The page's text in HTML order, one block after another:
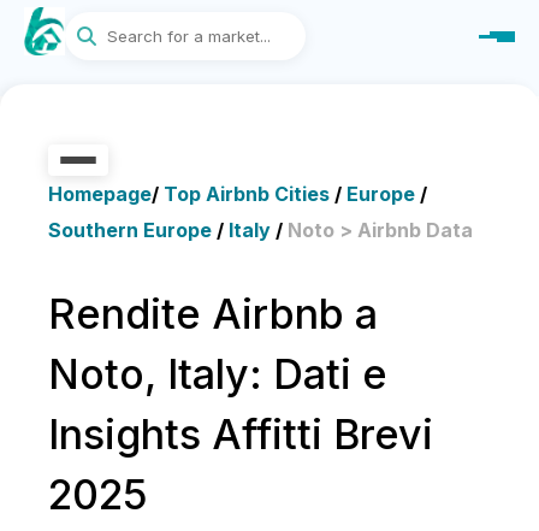
Homepage/ Top Airbnb Cities / Europe /
Southern Europe / Italy / Noto > Airbnb Data
Rendite Airbnb a
Noto, Italy: Dati e
Insights Affitti Brevi
2025